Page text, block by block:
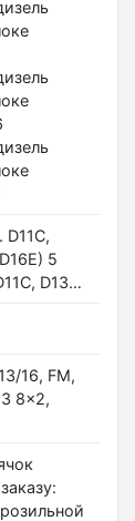
D11С,
5
D13…
16, FM,
8x2,